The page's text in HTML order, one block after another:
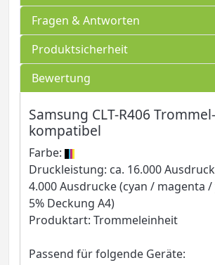
Fragen & Antworten
Produktsicherheit
Bewertung
Samsung CLT-R406
kompatibel
Farbe:
Druckleistung: ca. 16.000
4.000 Ausdrucke (cyan / magenta
5% Deckung A4)
Produktart: Trommeleinheit
Passend für folgende Geräte: